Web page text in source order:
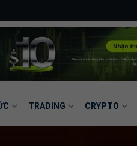
TRADING CRYPTO